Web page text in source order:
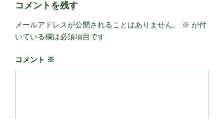
コメントを残す
メールアドレスが公開されることはありません。 ※ が付
いている欄は必須項目です
コメント ※